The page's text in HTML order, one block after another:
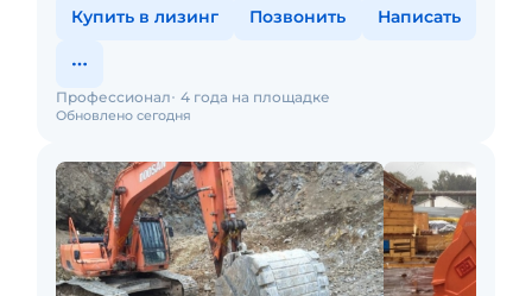
Купить в лизинг Позвонить Написать
Обновлено сегодня
Профессионал 4 года на площадке